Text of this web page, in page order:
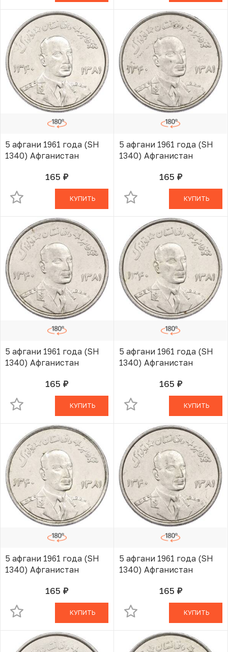
5 афгани 1961 года (SH
1340) Афганистан
165 руб.В КОРЗИНЕ
КУПИТЬ
5 афгани 1961 года (SH
1340) Афганистан
165 руб.В КОРЗИНЕ
КУПИТЬ
5 афгани 1961 года (SH
1340) Афганистан
165 руб.В КОРЗИНЕ
КУПИТЬ
5 афгани 1961 года (SH
1340) Афганистан
165 руб.В КОРЗИНЕ
КУПИТЬ
5 афгани 1961 года (SH
1340) Афганистан
165 руб.В КОРЗИНЕ
КУПИТЬ
5 афгани 1961 года (SH
1340) Афганистан
165 руб.В КОРЗИНЕ
КУПИТЬ